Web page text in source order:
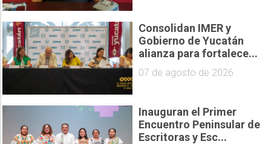
Consolidan IMER y
Gobierno de Yucatán
alianza para fortalece...
07 de agosto de 2026
Inauguran el Primer
Encuentro Peninsular de
Escritoras y Esc...